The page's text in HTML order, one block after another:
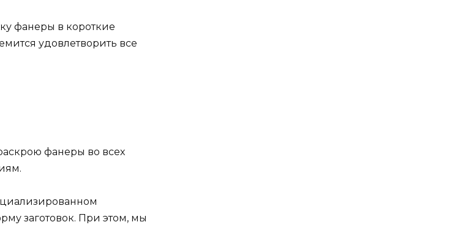
фанеры в короткие
удовлетворить все
фанеры во всех
заготовок. При этом, мы